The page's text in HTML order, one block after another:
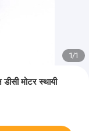
1/1
मोटर स्थायी